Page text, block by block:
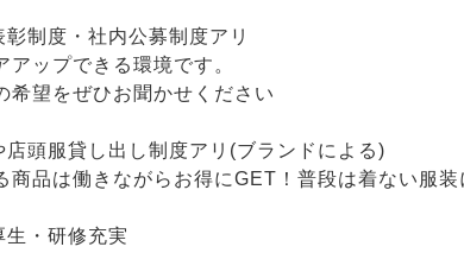
制度・社内公募制度アリ
アップできる環境です。
希望をぜひお聞かせください
頭服貸し出し制度アリ(ブランドによる)
商品は働きながらお得にGET！普段は着ない服
・研修充実